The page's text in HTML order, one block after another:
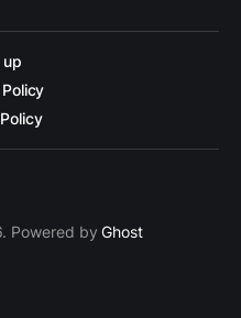
up
Powered byGhost